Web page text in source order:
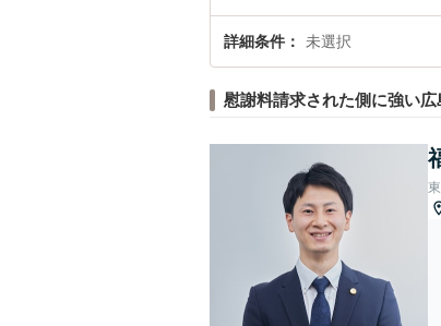
詳細条件 未選択
慰謝料請求された側に強い